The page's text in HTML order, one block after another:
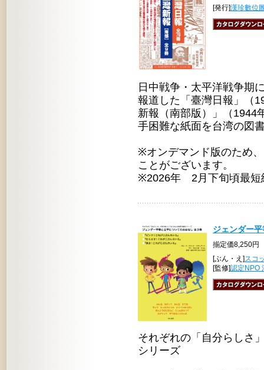
[発行]漢珍數位
日中戦争・太平洋戦争期
報道した「臺灣日報」（
新報（南部版）」（
手困難な紙面を台湾の図
※オンデマンド版のため
ことがございます。
※2026年 2月下旬頃最短
ジェンダー
揃定価8,250円
[ぶん・え]スコ
[監修]認定NPO
それぞれの「自分らしさ
シリーズ